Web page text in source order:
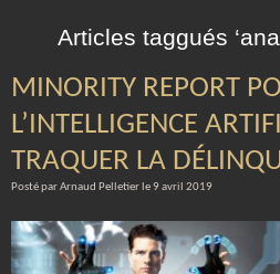
Articles taggués
MINORITY REPORT
L’INTELLIGENCE
TRAQUER LA
Posté par Arnaud Pelletier le 9 avril 2019